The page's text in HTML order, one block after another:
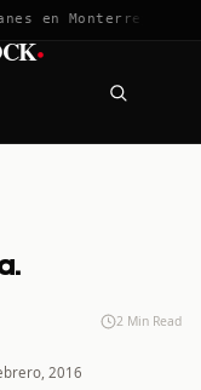
en Monterrey · 12
·
2 Min Read
2016